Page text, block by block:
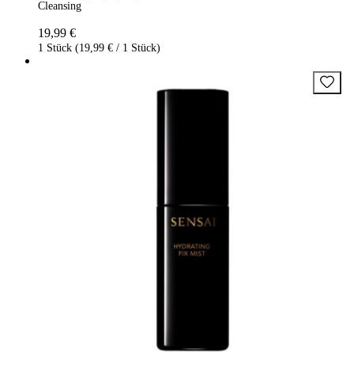
Cleansing
19,99 €
1 Stück (19,99 € / 1 Stück)